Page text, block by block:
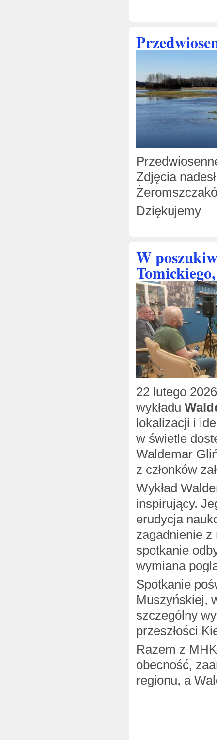
Zdjęcia
Dziękujemy
W
22 lutego
wykładu
lokalizacji i
w świetle
Waldemar
z członków
Wykład
inspirujący.
erudycja
zagadnienie z
spotkanie
wymiana
Spotkanie
Muszyńskiej,
szczególny
przeszłości
Razem z
obecność,
regionu, a